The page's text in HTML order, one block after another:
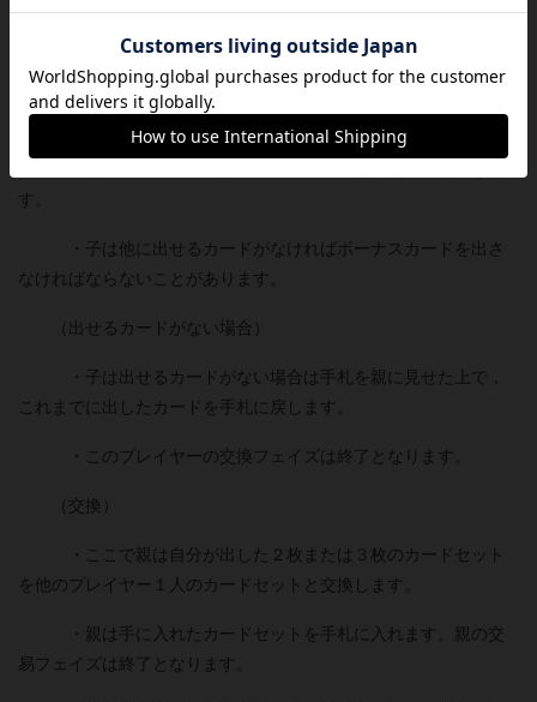
・３枚目を出したらそれで終わりで４枚目はありません。
（ボーナスカード）
す。
・子は他に出せるカードがなければボーナスカードを出さ
なければならないことがあります。
（出せるカードがない場合）
・子は出せるカードがない場合は手札を親に見せた上で，
これまでに出したカードを手札に戻します。
・このプレイヤーの交換フェイズは終了となります。
（交換）
・ここで親は自分が出した２枚または３枚のカードセット
を他のプレイヤー１人のカードセットと交換します。
・親は手に入れたカードセットを手札に入れます。親の交
易フェイズは終了となります。